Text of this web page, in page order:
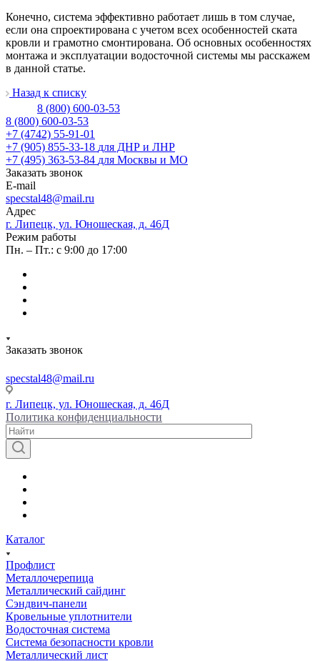
Конечно, система эффективно работает лишь в том случае,
если она спроектирована с учетом всех особенностей ската
кровли и грамотно смонтирована. Об основных особенностях
монтажа и эксплуатации водосточной системы мы расскажем
в данной статье.
Назад к списку
8 (800) 600-03-53
8 (800) 600-03-53
+7 (4742) 55-91-01
+7 (905) 855-33-18 для ДНР и ЛНР
+7 (495) 363-53-84 для Москвы и МО
Заказать звонок
E-mail
specstal48@mail.ru
Адрес
г. Липецк, ул. Юношеская, д. 46Д
Режим работы
Пн. – Пт.: с 9:00 до 17:00
Заказать звонок
specstal48@mail.ru
г. Липецк, ул. Юношеская, д. 46Д
Политика конфиденциальности
Каталог
Профлист
Металлочерепица
Металлический сайдинг
Сэндвич-панели
Кровельные уплотнители
Водосточная система
Система безопасности кровли
Металлический лист